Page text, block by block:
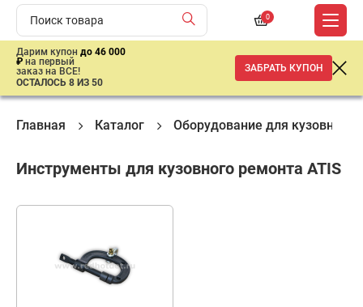
0
Дарим купон до 46 000
₽ на первый
заказ на ВСЕ!
ОСТАЛОСЬ 8 ИЗ 50
ЗАБРАТЬ КУПОН
Главная Каталог Оборудование для кузовного
Инструменты для кузовного ремонта ATIS